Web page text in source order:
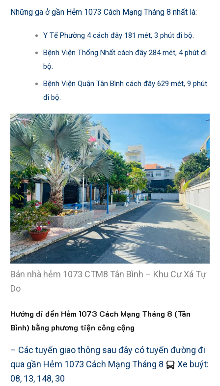
Những ga ở gần Hẻm 1073 Cách Mạng Tháng 8 nhất là:
Y Tế Phường 4 cách đây 181 mét, 3 phút đi bộ.
Bệnh Viện Thống Nhất cách đây 284 mét, 4 phút đi
bộ.
Bệnh Viện Quận Tân Bình cách đây 629 mét, 9 phút
đi bộ.
Bán nhà hẻm 1073 CTM8 Tân Bình – Khu Cư Xá Tự
Do
Hướng đi đến Hẻm 1073 Cách Mạng Tháng 8 (Tân
Bình) bằng phương tiện công cộng
– Các tuyến giao thông sau đây có tuyến đường đi
qua gần Hẻm 1073 Cách Mạng Tháng 8
Xe buýt:
08, 13, 148, 30